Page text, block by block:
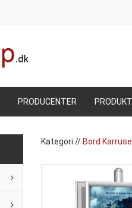
PRODUCENTER
Kategori // Bord